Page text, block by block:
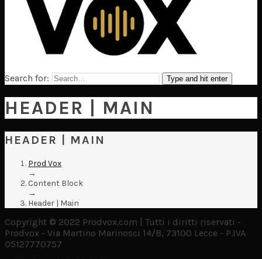
Search for: Type and hit enter
HEADER | MAIN
HEADER | MAIN
Prod Vox
→
Content Block
→
Header | Main
Copyright © 2022 Prodvox.com | Tutti i diritti riservati -
Prodvox - Via Martino Marinosci 14/B, 73100 Lecce - P.IVA
05127770757